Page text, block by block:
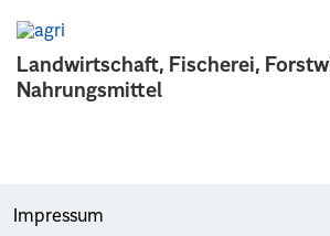
Landwirtschaft, Fischerei,
Nahrungsmittel
Impressum